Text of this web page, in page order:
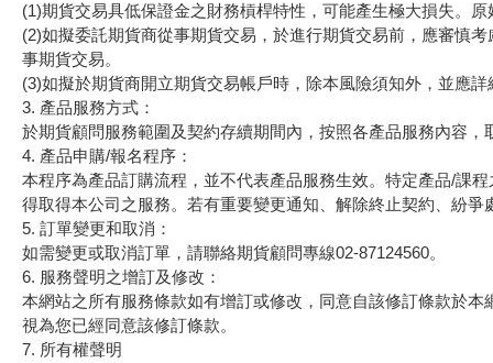
(1)期貨交易具低保證金之財務槓桿特性，可能產生極大損失。
(2)如擬委託期貨商從事期貨交易，於進行期貨交易前，應審慎
事期貨交易。
(3)如擬於期貨商開立期貨交易帳戶時，除本風險須知外，並應
3. 產品服務方式：
於期貨顧問服務範圍及契約存續期間內，按照各產品服務內容，
4. 產品申購/報名程序：
本程序為產品訂購流程，並不代表產品服務生效。特定產品/課
得取得本公司之服務。若有重要變更通知、解除終止契約、紛
5. 訂單變更和取消：
如需變更或取消訂單，請聯絡期貨顧問專線02-87124560。
6. 服務聲明之增訂及修改：
本網站之所有服務條款如有增訂或修改，同意自該修訂條款於
視為您已經同意該修訂條款。
7. 所有權聲明